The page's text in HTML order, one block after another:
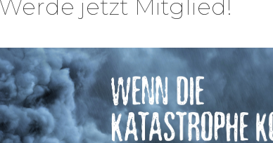
ALLGEMEIN
Werde jetzt Mitglied!